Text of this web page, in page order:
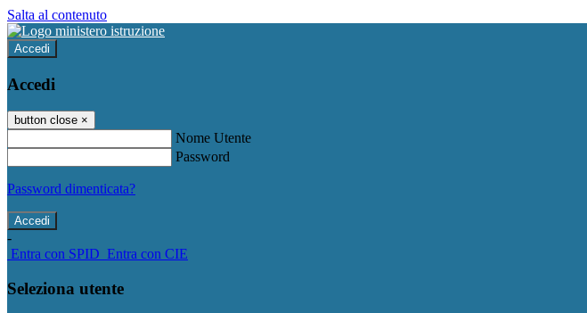
Salta al contenuto
Accedi
Accedi
button close ×
Nome Utente
Password
Password dimenticata?
-
Entra con SPID Entra con CIE
Seleziona utente